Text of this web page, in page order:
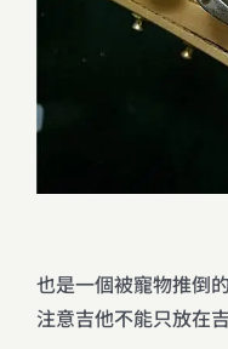
也是一個被寵物推倒
注意吉他不能只放在